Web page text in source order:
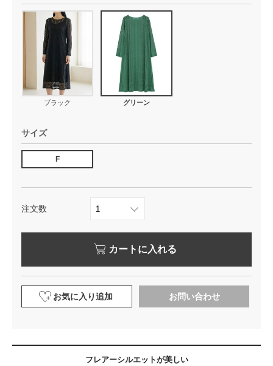
ブラック グリーン
サイズ
F
注文数
カートに入れる
お気に入り追加 お問い合わせ
フレアーシルエットが美しい